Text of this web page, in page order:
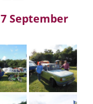
September